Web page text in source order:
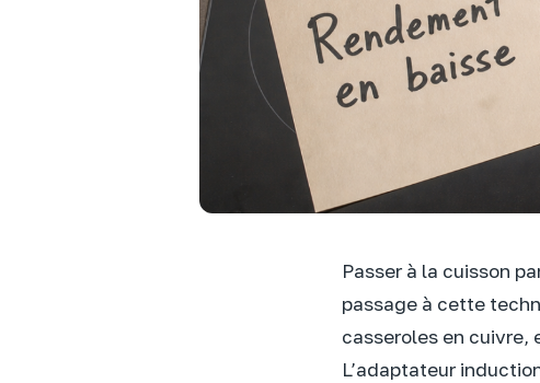
Passer à la cuisson
passage à cette
casseroles en cuivre,
L’adaptateur